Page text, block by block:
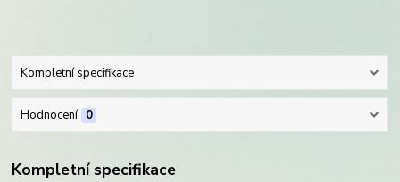
Kompletní specifikace
Hodnocení 0
Kompletní specifikace